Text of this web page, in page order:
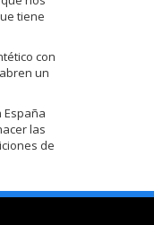
tiene
con
un
las
de